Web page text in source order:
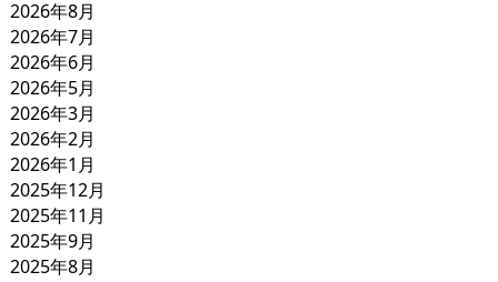
2026年8月
2026年7月
2026年6月
2026年5月
2026年3月
2026年2月
2026年1月
2025年12月
2025年11月
2025年9月
2025年8月